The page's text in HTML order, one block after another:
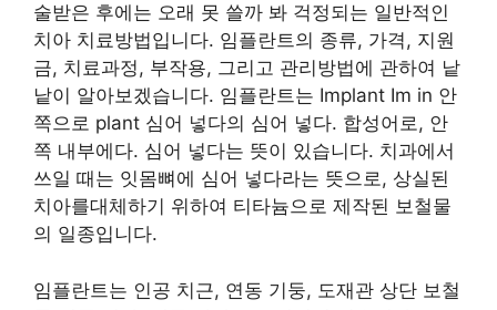
술받은 후에는 오래 못 쓸까 봐 걱정되는 일반적인
치아 치료방법입니다. 임플란트의 종류, 가격, 지원
금, 치료과정, 부작용, 그리고 관리방법에 관하여 낱
낱이 알아보겠습니다. 임플란트는 Implant Im in 안
쪽으로 plant 심어 넣다의 심어 넣다. 합성어로, 안
쪽 내부에다. 심어 넣다는 뜻이 있습니다. 치과에서
쓰일 때는 잇몸뼈에 심어 넣다라는 뜻으로, 상실된
치아를대체하기 위하여 티타늄으로 제작된 보철물
의 일종입니다.
임플란트는 인공 치근, 연동 기둥, 도재관 상단 보철